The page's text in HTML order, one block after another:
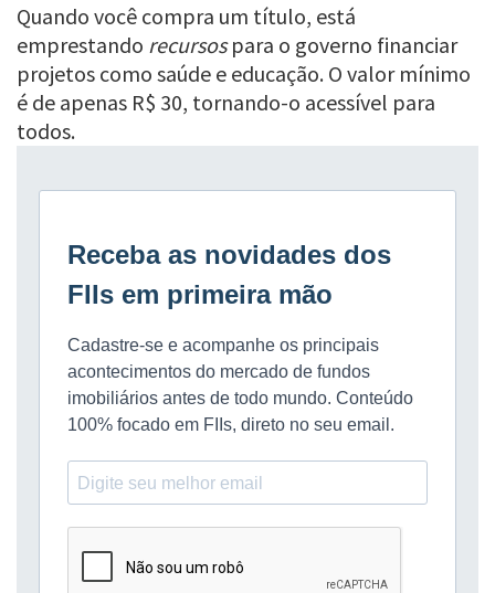
Quando você compra um título, está
emprestando recursospara o governo financiar
projetos como saúde e educação. O valor mínimo
é de apenas R$ 30, tornando-o acessível para
todos.